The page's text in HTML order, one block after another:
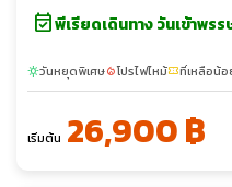
event_availableพีเรียดเดินทาง วันเข้าพรร
sunnyวันหยุดพิเศษlocal_fire_departmentโปรไฟไหม้confirmation_numberที่เหลือน้อ
เริ่มต้น 26,900 ฿